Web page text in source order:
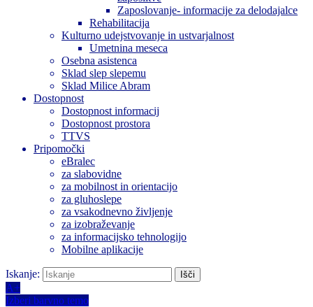
Zaposlovanje- informacije za delodajalce
Rehabilitacija
Kulturno udejstvovanje in ustvarjalnost
Umetnina meseca
Osebna asistenca
Sklad slep slepemu
Sklad Milice Abram
Dostopnost
Dostopnost informacij
Dostopnost prostora
TTVS
Pripomočki
eBralec
za slabovidne
za mobilnost in orientacijo
za gluhoslepe
za vsakodnevno življenje
za izobraževanje
za informacijsko tehnologijo
Mobilne aplikacije
Iskanje:
A+
Izberi barvno temo